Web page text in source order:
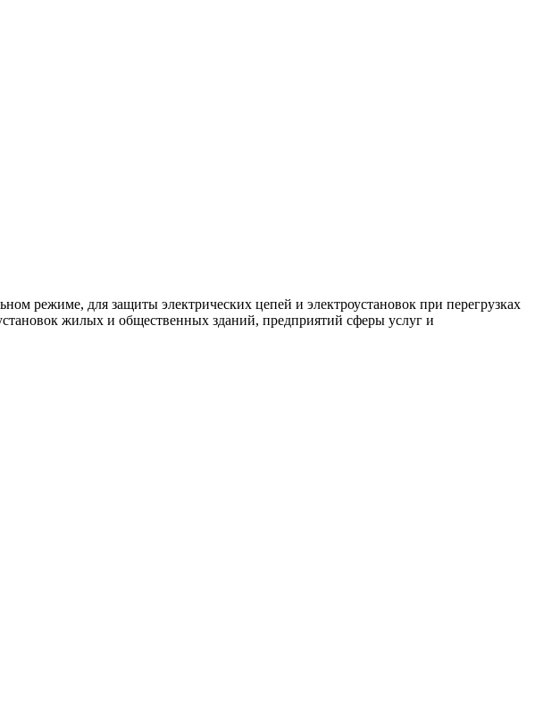
режиме, для защиты электрических цепей и электроустановок при перегрузках
жилых и общественных зданий, предприятий сферы услуг и